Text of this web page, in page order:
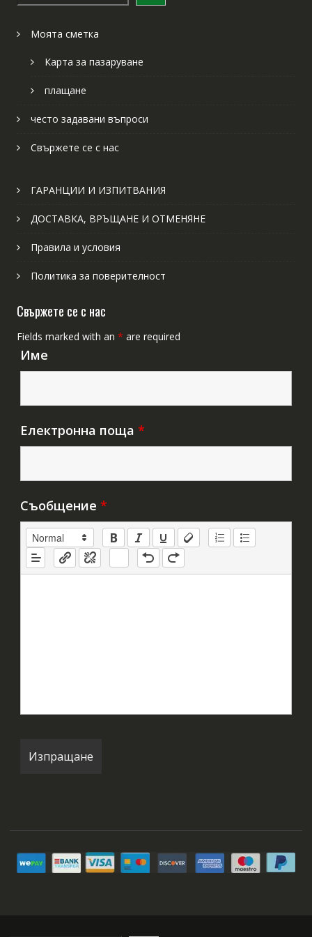
Моята сметка
Карта за пазаруване
плащане
често задавани въпроси
Свържете се с нас
ГАРАНЦИИ И ИЗПИТВАНИЯ
ДОСТАВКА, ВРЪЩАНЕ И ОТМЕНЯНЕ
Правила и условия
Политика за поверителност
Свържете се с нас
Fields marked with an * are required
Име
Електронна поща *
Съобщение *